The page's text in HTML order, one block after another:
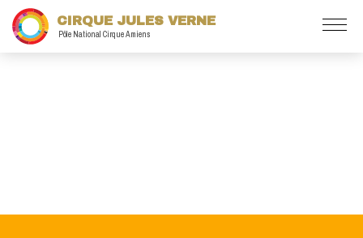
CIRQUE JULES VERNE
Pôle National Cirque Amiens